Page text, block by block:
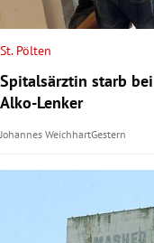
St. Pölten
Spitalsärztin starb
Alko-Lenker
Johannes WeichhartGestern